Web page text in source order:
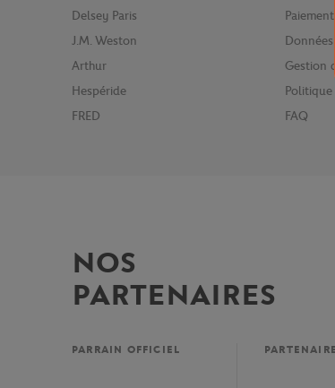
Delsey Paris
J.M. Weston
Arthur
Hespéride
FRED
Paiement
Données
Gestion
FAQ
NOS
PARTENAIRES
PARRAIN OFFICIEL